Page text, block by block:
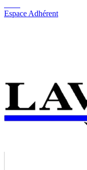
Espace Adhérent